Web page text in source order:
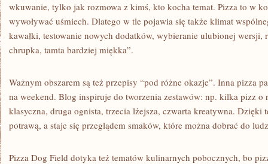
wkuwanie, tylko jak rozmowa z kimś, kto kocha temat. Pizza to w
wywoływać uśmiech. Dlatego w tle pojawia się także klimat
kawałki, testowanie nowych dodatków, wybieranie ulubionej wersji,
chrupka, tamta bardziej miękka”.
Ważnym obszarem są też przepisy “pod różne okazje”. Inna pizza
na weekend. Blog inspiruje do tworzenia zestawów: np. kilka pizz o
klasyczna, druga ognista, trzecia lżejsza, czwarta kreatywna. Dzięki
potrawą, a staje się przeglądem smaków, które można dobrać do
Pizza Dog Field dotyka też tematów kulinarnych pobocznych, bo